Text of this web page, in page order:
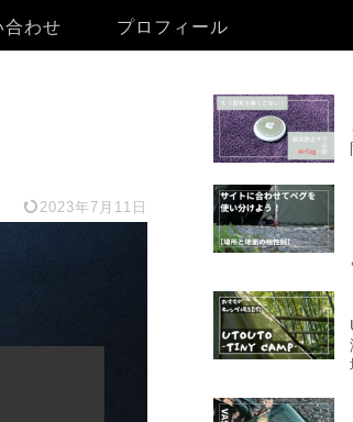
合わせ プロフィール
2023年7月11日